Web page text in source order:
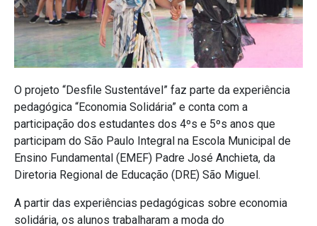
O projeto “Desfile Sustentável” faz parte da experiência
pedagógica “Economia Solidária” e conta com a
participação dos estudantes dos 4ºs e 5ºs anos que
participam do São Paulo Integral na Escola Municipal de
Ensino Fundamental (EMEF) Padre José Anchieta, da
Diretoria Regional de Educação (DRE) São Miguel.
A partir das experiências pedagógicas sobre economia
solidária, os alunos trabalharam a moda do